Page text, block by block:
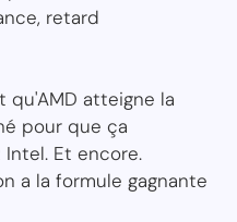
retard
qu'AMD atteigne la
pour que ça
Et encore.
a la formule gagnante